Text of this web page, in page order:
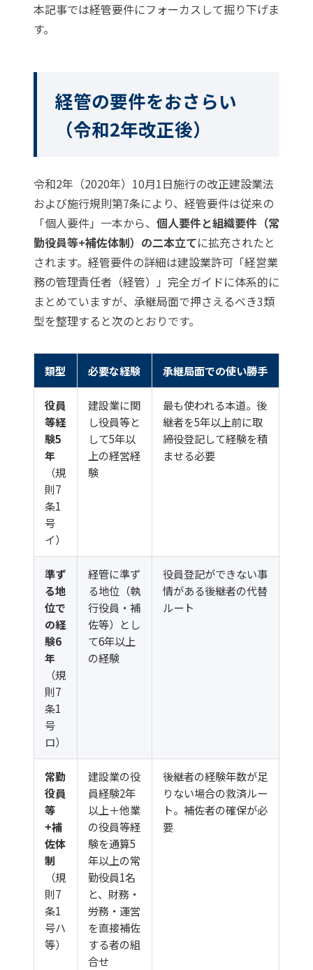
本記事では経管要件にフォーカスして掘り下げま
す。
経管の要件をおさらい
（令和2年改正後）
令和2年（2020年）10月1日施行の改正建設業法
および施行規則第7条により、経管要件は従来の
「個人要件」一本から、 個人要件と組織要件（常
勤役員等+補佐体制）の二本立てに拡充されたと
されます。経管要件の詳細は建設業許可「経営業
務の管理責任者（経管）」完全ガイドに体系的に
まとめていますが、承継局面で押さえるべき3類
型を整理すると次のとおりです。
類型 必要な経験 承継局面での使い勝手
役員
等経
験5
年
（規
則7
条1
号
イ）
建設業に関
し役員等と
して5年以
上の経営経
験
最も使われる本道。後
継者を5年以上前に取
締役登記して経験を積
ませる必要
準ず
る地
位で
の経
験6
年
（規
則7
条1
号
ロ）
経管に準ず
る地位（執
行役員・補
佐等）とし
て6年以上
の経験
役員登記ができない事
情がある後継者の代替
ルート
常勤
役員
等
+補
佐体
制
（規
則7
条1
号ハ
等）
建設業の役
員経験2年
以上＋他業
の役員等経
験を通算5
年以上の常
勤役員1名
と、財務・
労務・運営
を直接補佐
する者の組
合せ
後継者の経験年数が足
りない場合の救済ルー
ト。補佐者の確保が必
要